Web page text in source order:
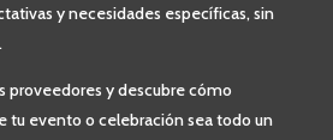
y necesidades específicas, sin
proveedores y descubre cómo
tu evento o celebración sea todo un